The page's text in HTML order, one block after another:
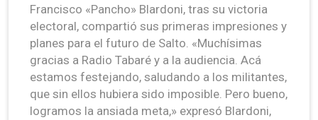
Francisco «Pancho» Blardoni, tras su victoria
electoral, compartió sus primeras impresiones y
planes para el futuro de Salto. «Muchísimas
gracias a Radio Tabaré y a la audiencia. Acá
estamos festejando, saludando a los militantes,
que sin ellos hubiera sido imposible. Pero bueno,
logramos la ansiada meta,» expresó Blardoni,